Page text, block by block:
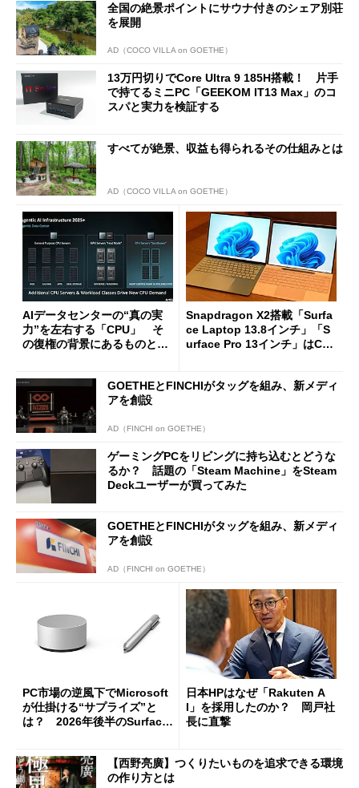
全国の絶景ポイントにサウナ付きのシェア別荘
を展開
AD（COCO VILLA on GOETHE）
13万円切りでCore Ultra 9 185H搭載！ 片手
で持てるミニPC「GEEKOM IT13 Max」のコ
スパと実力を検証する
すべてが絶景、収益も得られるその仕組みとは
AD（COCO VILLA on GOETHE）
AIデータセンターの“真の実
力”を左右する「CPU」 そ
の復権の背景にあるものと
Snapdragon X2搭載「Surfa
ce Laptop 13.8インチ」「S
urface Pro 13インチ」はCop
た
GOETHEとFINCHIがタッグを組み、新メディ
アを創設
AD（FINCHI on GOETHE）
ゲーミングPCをリビングに持ち込むとどうな
るか？ 話題の「Steam Machine」をSteam
Deckユーザーが買ってみた
GOETHEとFINCHIがタッグを組み、新メディ
アを創設
AD（FINCHI on GOETHE）
PC市場の逆風下でMicrosoft
が仕掛ける“サプライズ”と
は？ 2026年後半のSurface
日本HPはなぜ「Rakuten A
I」を採用したのか？ 岡戸社
長に直撃
【西野亮廣】つくりたいものを追求できる環境
の作り方とは